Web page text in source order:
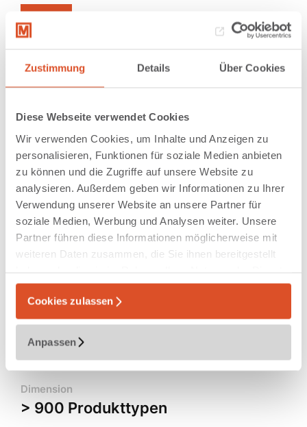
Zustimmung Details Über Cookies
Diese Webseite verwendet Cookies
Wir verwenden Cookies, um Inhalte und Anzeigen zu
personalisieren, Funktionen für soziale Medien anbieten
zu können und die Zugriffe auf unsere Website zu
analysieren. Außerdem geben wir Informationen zu Ihrer
Verwendung unserer Website an unsere Partner für
soziale Medien, Werbung und Analysen weiter. Unsere
Partner führen diese Informationen möglicherweise mit
weiteren Daten zusammen, die Sie ihnen bereitgestellt
gesammelt haben.
Cookies zulassen
Anpassen
Branche
Life Science
Produkte
Dentalmedizinische Geräte und
Verbrauchsmaterialien
Produktionsplanung und -steuerung
Dimension
> 900 Produkttypen